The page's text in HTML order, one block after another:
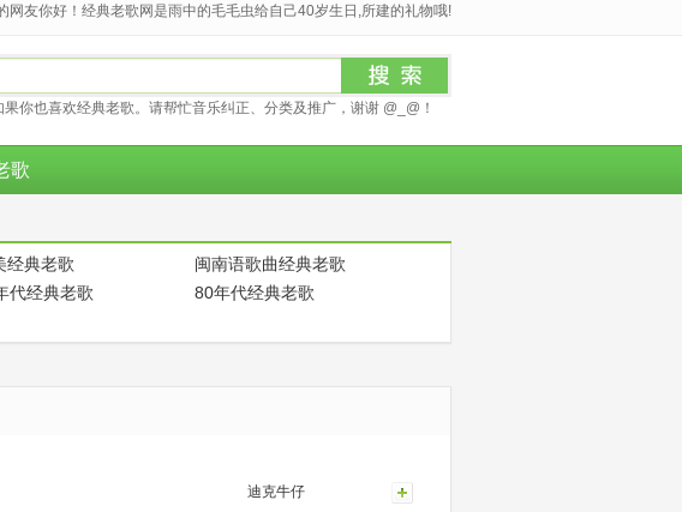
网友你好！经典老歌网是雨中的毛毛虫给自己40岁生日,所建的礼物哦!
你也喜欢经典老歌。请帮忙音乐纠正、分类及推广，谢谢 @_@！
歌
经典老歌
闽南语歌曲经典老歌
代经典老歌
80年代经典老歌
迪克牛仔